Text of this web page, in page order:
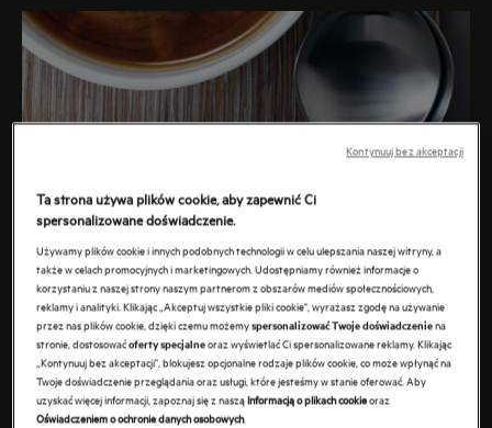
Ta strona używa plików cookie, aby zapewnić Ci
spersonalizowane doświadczenie.
Używamy plików cookie i innych podobnych technologii w celu ulepszania naszej witryny, a
także w celach promocyjnych i marketingowych. Udostępniamy również informacje o
korzystaniu z naszej strony naszym partnerom z obszarów mediów społecznościowych,
reklamy i analityki. Klikając „Akceptuj wszystkie pliki cookie", wyrażasz zgodę na używanie
przez nas plików cookie, dzięki czemu możemyspersonalizować Twoje doświadczeniena
stronie, dostosowaćoferty specjalneoraz wyświetlać Ci spersonalizowane reklamy. Klikając
„Kontynuuj bez akceptacji", blokujesz opcjonalne rodzaje plików cookie, co może wpłynąć na
Twoje doświadczenie przeglądania oraz usługi, które jesteśmy w stanie oferować. Aby
uzyskać więcej informacji, zapoznaj się z nasząInformacją o plikach cookieoraz
Oświadczeniem o ochronie danych osobowych.
Kontynuuj bez akceptacji